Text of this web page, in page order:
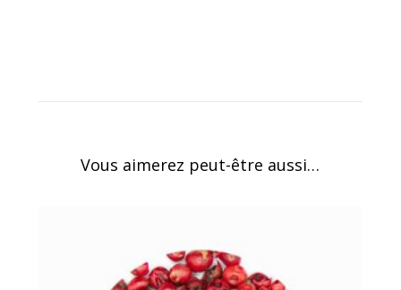
Vous aimerez peut-être aussi…